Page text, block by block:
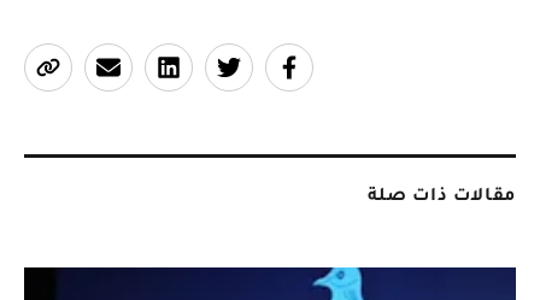
مقالات ذات صلة